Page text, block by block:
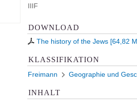
IIIF
DOWNLOAD
The history of the Jews [64,82
KLASSIFIKATION
Freimann Geographie und
INHALT